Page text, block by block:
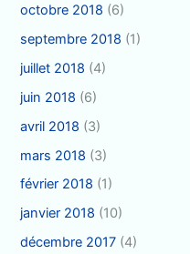
octobre 2018 (6)
septembre 2018 (1)
juillet 2018 (4)
juin 2018 (6)
avril 2018 (3)
mars 2018 (3)
février 2018 (1)
janvier 2018 (10)
décembre 2017 (4)